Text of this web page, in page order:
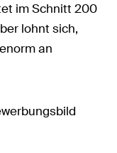
im Schnitt 200
lohnt sich,
an